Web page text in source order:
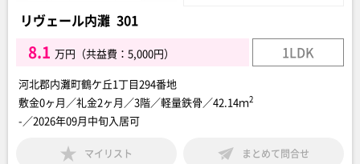
リヴェール内灘 301
8.1 万円（共益費：5,000円） 1LDK
河北郡内灘町鶴ケ丘1丁目294番地
敷金0ヶ月／礼金2ヶ月／3階／軽量鉄骨／42.14ｍ2
-／2026年09月中旬入居可
マイリスト まとめて問合せ